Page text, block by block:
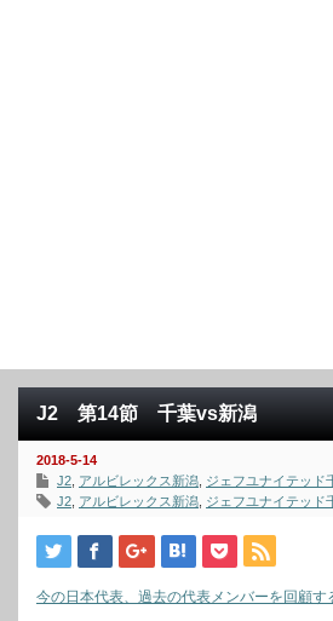
J2 第14節 千葉vs新潟
2018-5-14
J2 アルビレックス新潟 ジェフユナイテッド
J2 アルビレックス新潟 ジェフユナイテッド
今の日本代表、過去の代表メンバーを回顧す